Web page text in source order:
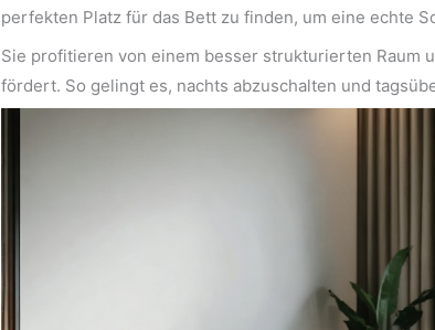
perfekten Platz für das Bett zu finden, um eine echte
Sie profitieren von einem besser strukturierten Raum
fördert. So gelingt es, nachts abzuschalten und